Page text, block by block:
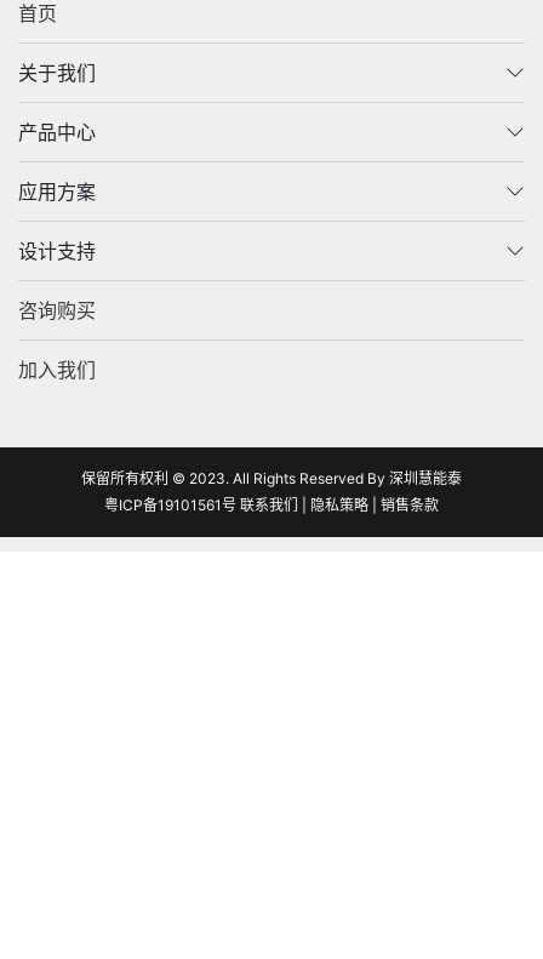
首页
关于我们
产品中心
应用方案
设计支持
咨询购买
加入我们
保留所有权利 © 2023. All Rights Reserved By 深圳慧能泰
粤ICP备19101561号 联系我们 隐私策略 销售条款